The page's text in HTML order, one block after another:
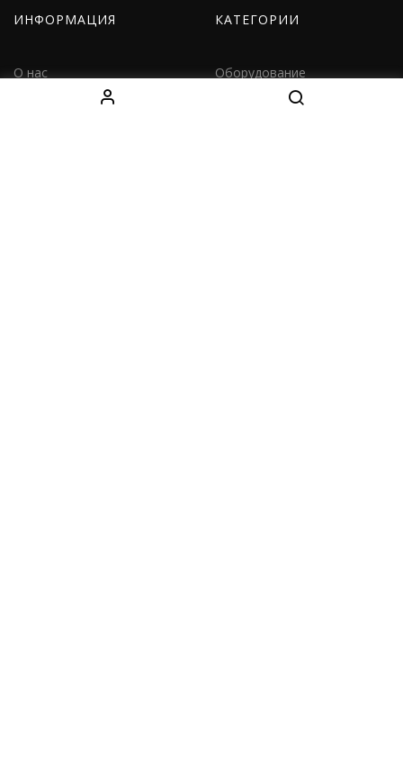
ИНФОРМАЦИЯ
О нас
КАТЕГОРИИ
Оборудование